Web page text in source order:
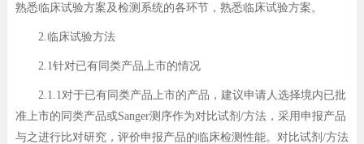
熟悉临床试验方案及检测系统的各环节，熟悉临床试验方案。
2.临床试验方法
2.1针对已有同类产品上市的情况
2.1.1对于已有同类产品上市的产品，建议申请人选择境内已批
准上市的同类产品或Sanger测序作为对比试剂/方法，采用申报产品
与之进行比对研究，评价申报产品的临床检测性能。对比试剂/方法